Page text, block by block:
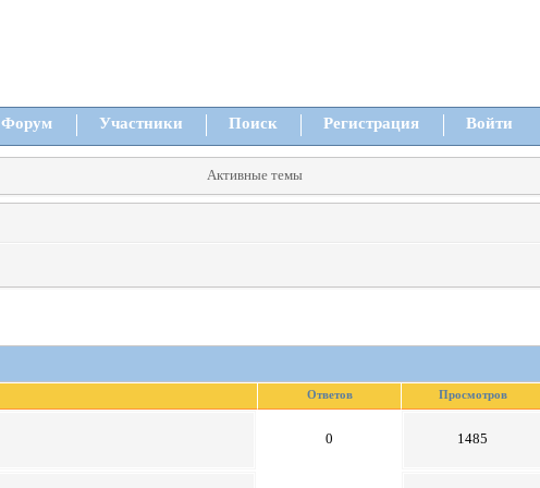
Форум Участники Поиск Регистрация Войти
Активные темы
Ответов Просмотров
0 1485